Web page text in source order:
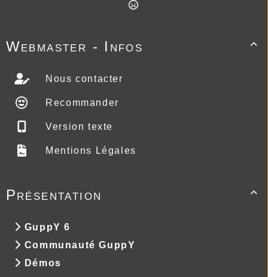

Webmaster - Infos
Nous contacter
Recommander
Version texte
Mentions Légales

Présentation
GuppY 6
Communauté GuppY
Démos